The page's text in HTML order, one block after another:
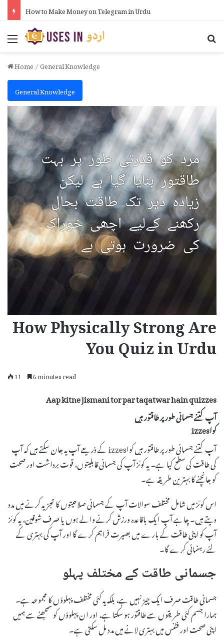
How to Make Money on Telegram in Urdu
Menu
Home/General Knowledge
General Knowledge
How Physically Strong Are
You Quiz in Urdu
11 6 minutes read
Aap kitne jismani tor par taqatwar hain quizzes
آپ کتنے جسمانی طور پر طاقتور ہیں
کواizzes
آپ کتنے جسمانی طور پر طاقتور ہیں کواizzes کے ذریعے آپ یہ جان سکتے ہیں کہ آپ
کی طاقت کی سطح کیا ہے۔ یہ کوئز آپ کی جسمانی قابلیتوں، قوت برداشت اور صحت
کو جانچنے کا بہترین طریقہ ہے۔
اس کوئز میں شامل مختلف سوالات آپ کے جسمانی صلاحیتوں کا تجزیہ کرنے میں مدد
دیتے ہیں۔ چاہے آپ ایک باقاعدہ ورزش کرنے والے ہوں یا صرف شوقین، یہ کوئز
آپ کو اپنی طاقت کے بارے میں بصیرت فراہم کرے گا اور آپ کی بہتری کے
لئے رہنمائی کرے گا۔
جسمانی طاقت کے مختلف پہلو
جسمانی طاقت صرف ایک چیز نہیں ہے، بلکہ یہ کئی مختلف پہلوؤں کا مجموعہ ہے۔
ہمارا جسم کئی طریقوں سے طاقتور ہو سکتا ہے، اور ان پہلوؤں کو سمجھنے سے ہمیں
اپنی صحت اور فٹنس میں بہتری لانے میں مدد مل سکتی ہے۔